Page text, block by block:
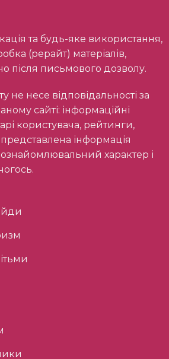
(рерайт) матеріалів,
після письмового дозволу.
сайті: інформаційні
користувача, рейтинги,
представлена інформація
характер і